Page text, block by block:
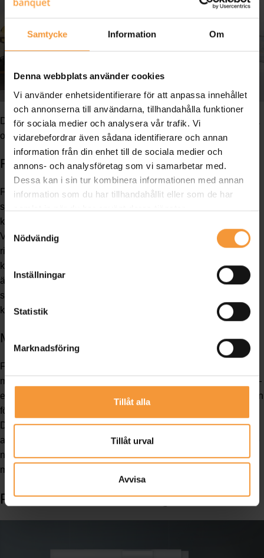
Samtycke Information Om
Denna webbplats använder cookies
Vi använder enhetsidentifierare för att anpassa innehållet
och annonserna till användarna, tillhandahålla funktioner
för sociala medier och analysera vår trafik. Vi
vidarebefordrar även sådana identifierare och annan
information från din enhet till de sociala medier och
annons- och analysföretag som vi samarbetar med.
Dessa kan i sin tur kombinera informationen med annan
information som du har tillhandahållit eller som de har
samlat in när du har använt deras tjänster.
Samtyckesval
Nödvändig
Inställningar
Statistik
Marknadsföring
Tillåt alla
Tillåt urval
Avvisa
Design är mer än bara estetik; det är ett verktyg för att inspirera
och motivera. Skapandet av en inspirerande miljö börjar här.
Färgschema och Estetik
Färger påverkar humör och produktivitet. Välj ett färgschema
som inspirerar och energiserar. Ljusare toner kan öka
kreativiteten, medan mörkare färger kan främja koncentration.
Var inte rädd för att blanda olika texturer och material för en
rikare estetik. En väl genomtänkt design kan göra
konferensrummet till en plats där idéer flödar fritt. Kom ihåg att
även små detaljer, som växter eller konstverk, kan höja
stämningen. Vill du veta mer om hur estetik påverkar
konferensdeltagare?
Möbleringstips för Kreativitet
För att främja kreativitet, tänk utanför den traditionella
möbleringsboxen. Skapa olika zoner för olika typer av arbete—
en för samarbete och en för individuellt fokus. Utnyttja rumsytan
för att skapa små grupper där deltagare enkelt kan byta plats.
Det kan också vara bra att ha några flexibla möbler, som kan
anpassas efter behov. Öppenhet och variation i rummet kan ge
nya perspektiv och höja kreativiteten. För mer specifika
möbleringstips,
Praktiska Konferenslösningar